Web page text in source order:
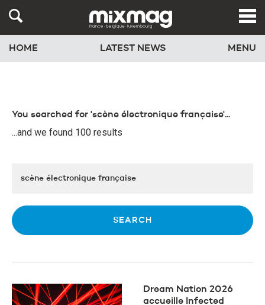
HOME LATEST NEWS MENU
You searched for 'scène électronique française'...
...and we found 100 results
​Dream Nation 2026
accueille Infected